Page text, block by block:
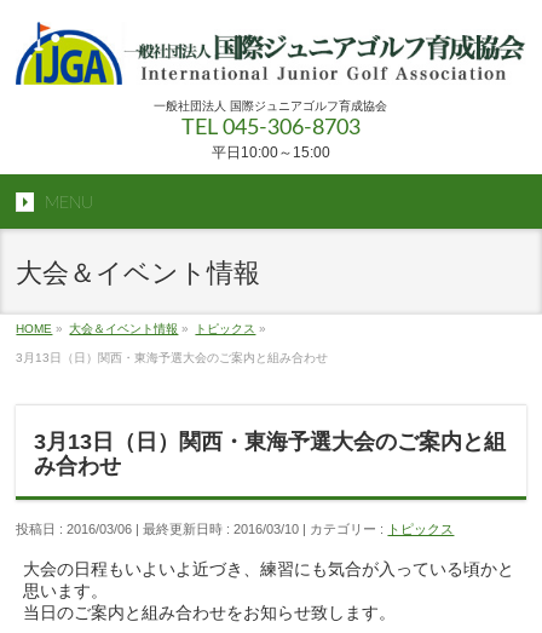
一般社団法人 国際ジュニアゴルフ育成協会
TEL 045-306-8703
平日10:00～15:00
MENU
大会＆イベント情報
HOME » 大会＆イベント情報 » トピックス »
3月13日（日）関西・東海予選大会のご案内と組み合わせ
3月13日（日）関西・東海予選大会のご案内と組
み合わせ
投稿日 : 2016/03/06 最終更新日時 : 2016/03/10 カテゴリー : トピックス
大会の日程もいよいよ近づき、練習にも気合が入っている頃かと
思います。
当日のご案内と組み合わせをお知らせ致します。